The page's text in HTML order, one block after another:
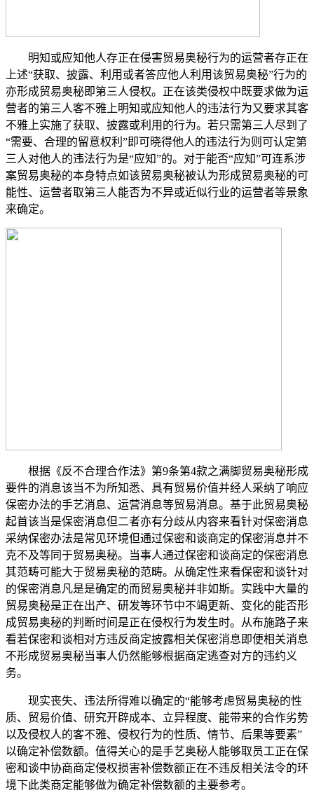
明知或应知他人存正在侵害贸易奥秘行为的运营者存正在
上述“获取、披露、利用或者答应他人利用该贸易奥秘”行为的
亦形成贸易奥秘即第三人侵权。正在该类侵权中既要求做为运
营者的第三人客不雅上明知或应知他人的违法行为又要求其客
不雅上实施了获取、披露或利用的行为。若只需第三人尽到了
“需要、合理的留意权利”即可晓得他人的违法行为则可认定第
三人对他人的违法行为是“应知”的。对于能否“应知”可连系涉
案贸易奥秘的本身特点如该贸易奥秘被认为形成贸易奥秘的可
能性、运营者取第三人能否为不异或近似行业的运营者等景象
来确定。
根据《反不合理合作法》第9条第4款之满脚贸易奥秘形成
要件的消息该当不为所知悉、具有贸易价值并经人采纳了响应
保密办法的手艺消息、运营消息等贸易消息。基于此贸易奥秘
起首该当是保密消息但二者亦有分歧从内容来看针对保密消息
采纳保密办法是常见环境但通过保密和谈商定的保密消息并不
克不及等同于贸易奥秘。当事人通过保密和谈商定的保密消息
其范畴可能大于贸易奥秘的范畴。从确定性来看保密和谈针对
的保密消息凡是是确定的而贸易奥秘并非如斯。实践中大量的
贸易奥秘是正在出产、研发等环节中不竭更新、变化的能否形
成贸易奥秘的判断时间是正在侵权行为发生时。从布施路子来
看若保密和谈相对方违反商定披露相关保密消息即便相关消息
不形成贸易奥秘当事人仍然能够根据商定逃查对方的违约义
务。
现实丧失、违法所得难以确定的“能够考虑贸易奥秘的性
质、贸易价值、研究开辟成本、立异程度、能带来的合作劣势
以及侵权人的客不雅、侵权行为的性质、情节、后果等要素”
以确定补偿数额。值得关心的是手艺奥秘人能够取员工正在保
密和谈中协商商定侵权损害补偿数额正在不违反相关法令的环
境下此类商定能够做为确定补偿数额的主要参考。